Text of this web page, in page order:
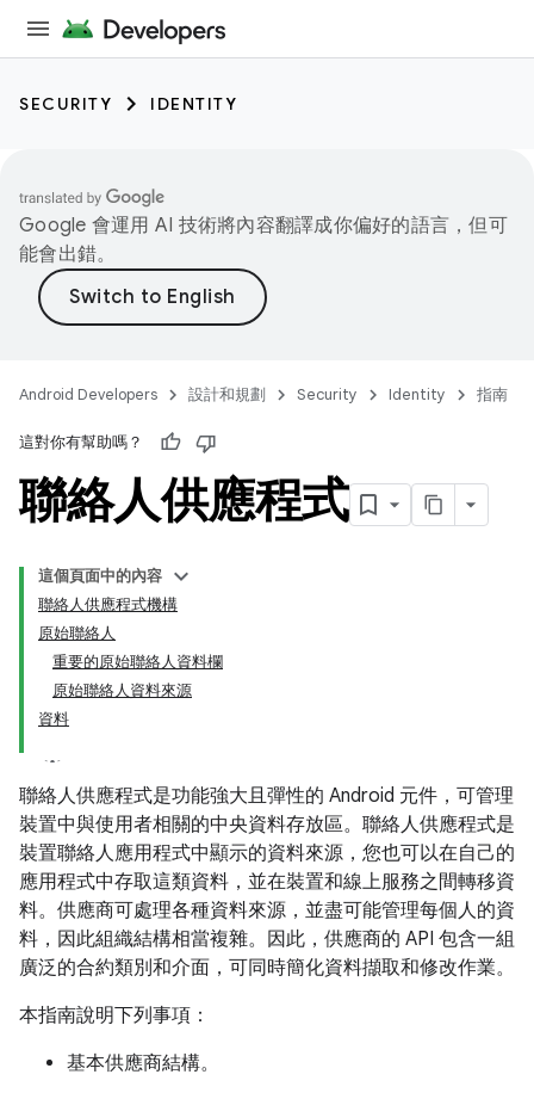
SECURITY IDENTITY
Google 會運用 AI 技術將內容翻譯成你偏好的語言，但可
能會出錯。
Android Developers 設計和規劃 Security Identity 指南
這對你有幫助嗎？
聯絡人供應程式
這個頁面中的內容
聯絡人供應程式機構
原始聯絡人
重要的原始聯絡人資料欄
原始聯絡人資料來源
資料
聯絡人供應程式是功能強大且彈性的 Android 元件，可管理
裝置中與使用者相關的中央資料存放區。聯絡人供應程式是
裝置聯絡人應用程式中顯示的資料來源，您也可以在自己的
應用程式中存取這類資料，並在裝置和線上服務之間轉移資
料。供應商可處理各種資料來源，並盡可能管理每個人的資
料，因此組織結構相當複雜。因此，供應商的 API 包含一組
廣泛的合約類別和介面，可同時簡化資料擷取和修改作業。
本指南說明下列事項：
基本供應商結構。